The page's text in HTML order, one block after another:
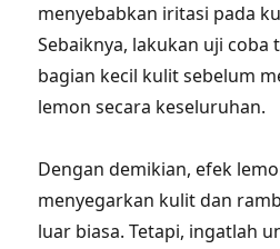
menyebabkan iritasi pada
Sebaiknya, lakukan uji coba
bagian kecil kulit sebelum
lemon secara keseluruhan.
Dengan demikian, efek
menyegarkan kulit dan
luar biasa. Tetapi, ingatlah